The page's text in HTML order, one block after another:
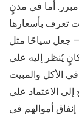
أما في مدنٍ
تعرف بأسعارها
– جعل سياحًا مثل
يُنظر إليه على
الأكل والمبيت
إلى الاعتماد على
أموالهم في